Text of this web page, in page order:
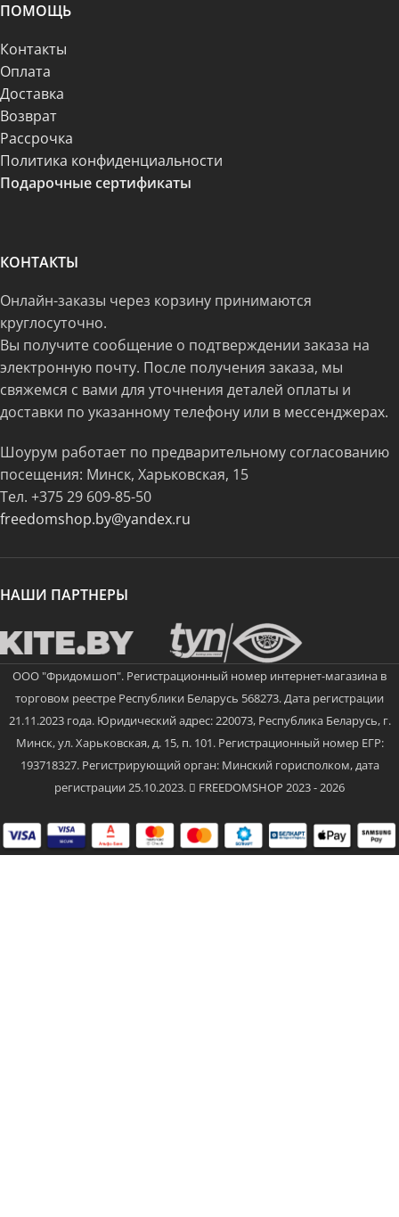
ПОМОЩЬ
Контакты
Оплата
Доставка
Возврат
Рассрочка
Политика конфиденциальности
Подарочные сертификаты
КОНТАКТЫ
Онлайн-заказы через корзину принимаются
круглосуточно.
Вы получите сообщение о подтверждении заказа на
электронную почту. После получения заказа, мы
свяжемся с вами для уточнения деталей оплаты и
доставки по указанному телефону или в мессенджерах.
Шоурум работает по предварительному согласованию
посещения: Минск, Харьковская, 15
Тел. +375 29 609-85-50
freedomshop.by@yandex.ru
НАШИ ПАРТНЕРЫ
ООО "Фридомшоп". Регистрационный номер интернет-магазина в
торговом реестре Республики Беларусь 568273. Дата регистрации
21.11.2023 года. Юридический адрес: 220073, Республика Беларусь, г.
Минск, ул. Харьковская, д. 15, п. 101. Регистрационный номер ЕГР:
193718327. Регистрирующий орган: Минский горисполком, дата
регистрации 25.10.2023.
FREEDOMSHOP 2023 - 2026